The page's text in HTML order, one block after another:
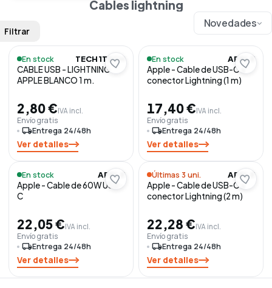
Cables lightning
Filtrar
Novedades
En stock TECH1TECH
CABLE USB - LIGHTNING
APPLE BLANCO 1 m.
2,80 €IVA incl.
Envío gratis
local_shippingEntrega 24/48h
Ver detalles
En stock APPLE
Apple - Cable de USB-C a
conector Lightning (1 m)
17,40 €IVA incl.
Envío gratis
local_shippingEntrega 24/48h
Ver detalles
En stock APPLE
Apple - Cable de 60W USB-
C
22,05 €IVA incl.
Envío gratis
local_shippingEntrega 24/48h
Ver detalles
Últimas 3 uni. APPLE
Apple - Cable de USB-C a
conector Lightning (2 m)
22,28 €IVA incl.
Envío gratis
local_shippingEntrega 24/48h
Ver detalles